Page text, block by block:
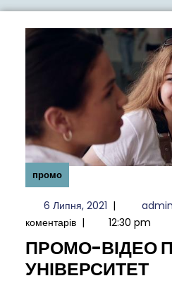
промо
6 Липня, 20216
Липня,
| admin
коментарів | 12:30 pm
ПРОМО-ВІДЕО
УНІВЕРСИТЕТ